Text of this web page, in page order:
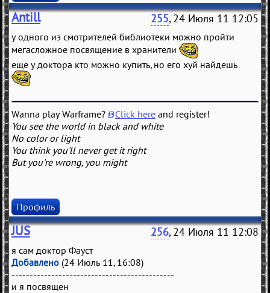
Antill 255, 24 Июля 11 12:05
у одного из смотрителей библиотеки можно пройти
мегасложное посвящение в хранители
еще у доктора кто можно купить, но его хуй найдешь
Wanna play Warframe? Click here and register!
You see the world in black and white
No color or light
You think you'll never get it right
But you're wrong, you might
Профиль
JUS 256, 24 Июля 11 12:08
я сам доктор Фауст
Добавлено (24 Июль 11, 16:08)
---------------------------------------------
и я посвящен